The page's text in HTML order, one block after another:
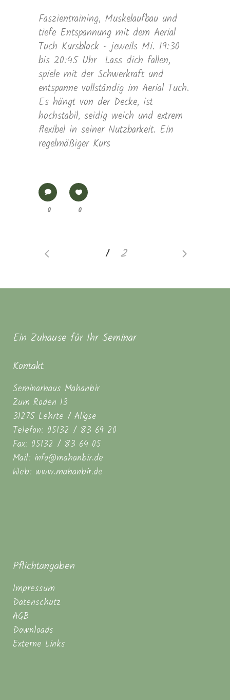
Faszientraining, Muskelaufbau und
tiefe Entspannung mit dem Aerial
Tuch Kursblock - jeweils Mi. 19:30
bis 20:45 Uhr Lass dich fallen,
spiele mit der Schwerkraft und
entspanne vollständig im Aerial Tuch.
Es hängt von der Decke, ist
hochstabil, seidig weich und extrem
flexibel in seiner Nutzbarkeit. Ein
regelmäßiger Kurs
0 0
1 2
Ein Zuhause für Ihr Seminar
Kontakt
Seminarhaus Mahanbir
Zum Roden 13
31275 Lehrte / Aligse
Telefon: 05132 / 83 69 20
Fax: 05132 / 83 64 05
Mail: info@mahanbir.de
Web: www.mahanbir.de
Pflichtangaben
Impressum
Datenschutz
AGB
Downloads
Externe Links